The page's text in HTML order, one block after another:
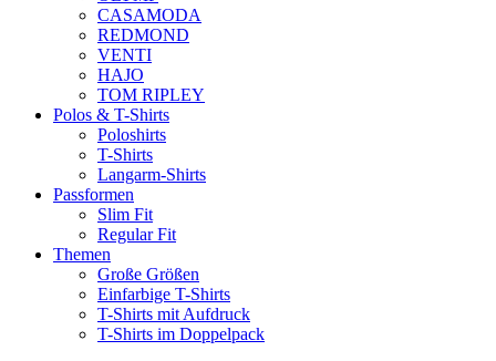
CASAMODA
REDMOND
VENTI
HAJO
TOM RIPLEY
Polos & T-Shirts
Poloshirts
T-Shirts
Langarm-Shirts
Passformen
Slim Fit
Regular Fit
Themen
Große Größen
Einfarbige T-Shirts
T-Shirts mit Aufdruck
T-Shirts im Doppelpack